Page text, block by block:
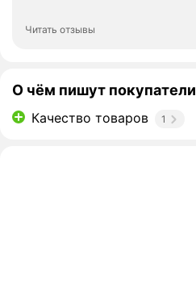
Читать отзывы
О чём пишут покупатели
Качество товаров 1